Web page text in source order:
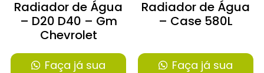
Radiador de Água
– D20 D40 – Gm
Chevrolet
Faça já sua
Radiador de Água
– Case 580L
Faça já sua